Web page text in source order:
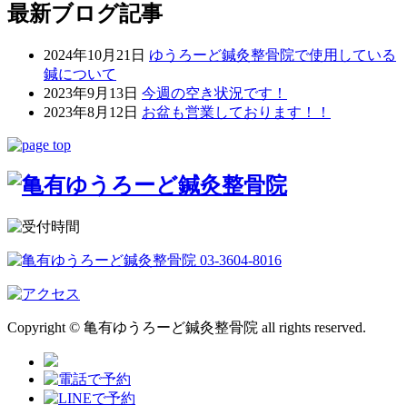
最新ブログ記事
2024年10月21日 ゆうろーど鍼灸整骨院で使用している
鍼について
2023年9月13日 今週の空き状況です！
2023年8月12日 お盆も営業しております！！
Copyright © 亀有ゆうろーど鍼灸整骨院 all rights reserved.